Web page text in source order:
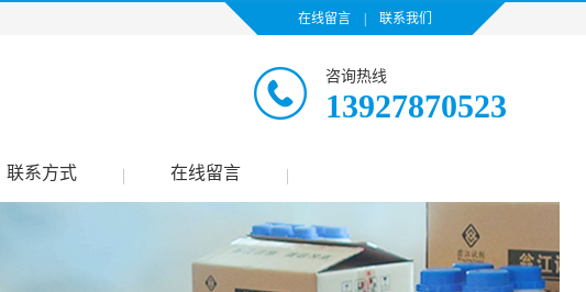
在线留言 联系我们
咨询热线
13927870523
联系方式 在线留言